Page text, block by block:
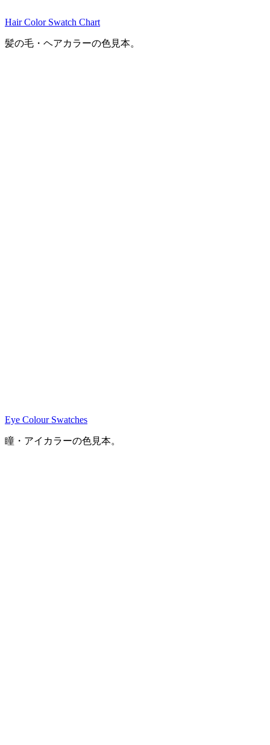
Hair Color Swatch Chart
髪の毛・ヘアカラーの色見本。
Eye Colour Swatches
瞳・アイカラーの色見本。